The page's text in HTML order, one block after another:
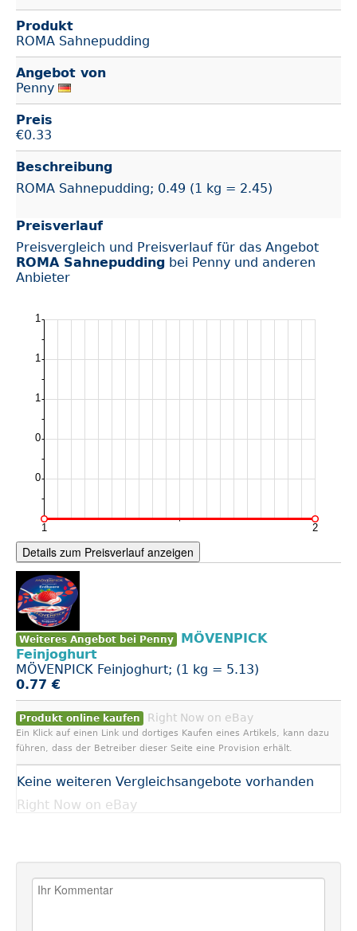
Produkt
ROMA Sahnepudding
Angebot von
Penny
Preis
€0.33
Beschreibung
ROMA Sahnepudding; 0.49 (1 kg = 2.45)
Preisverlauf
Preisvergleich und Preisverlauf für das Angebot
ROMA Sahnepudding bei Penny und anderen
Anbieter
Details zum Preisverlauf anzeigen
Weiteres Angebot bei Penny
MÖVENPICK
Feinjoghurt
MÖVENPICK Feinjoghurt; (1 kg = 5.13)
0.77 €
Produkt online kaufen Right Now on eBay
Ein Klick auf einen Link und dortiges Kaufen eines Artikels, kann dazu
führen, dass der Betreiber dieser Seite eine Provision erhält.
Keine weiteren Vergleichsangebote vorhanden
Right Now on eBay